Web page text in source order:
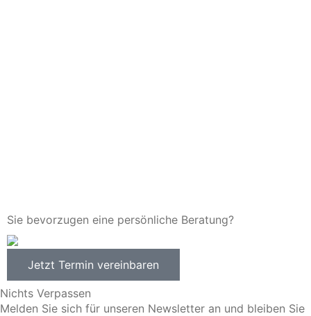
Sie bevorzugen eine persönliche Beratung?
Jetzt Termin vereinbaren
Nichts Verpassen
Melden Sie sich für unseren Newsletter an und bleiben Sie